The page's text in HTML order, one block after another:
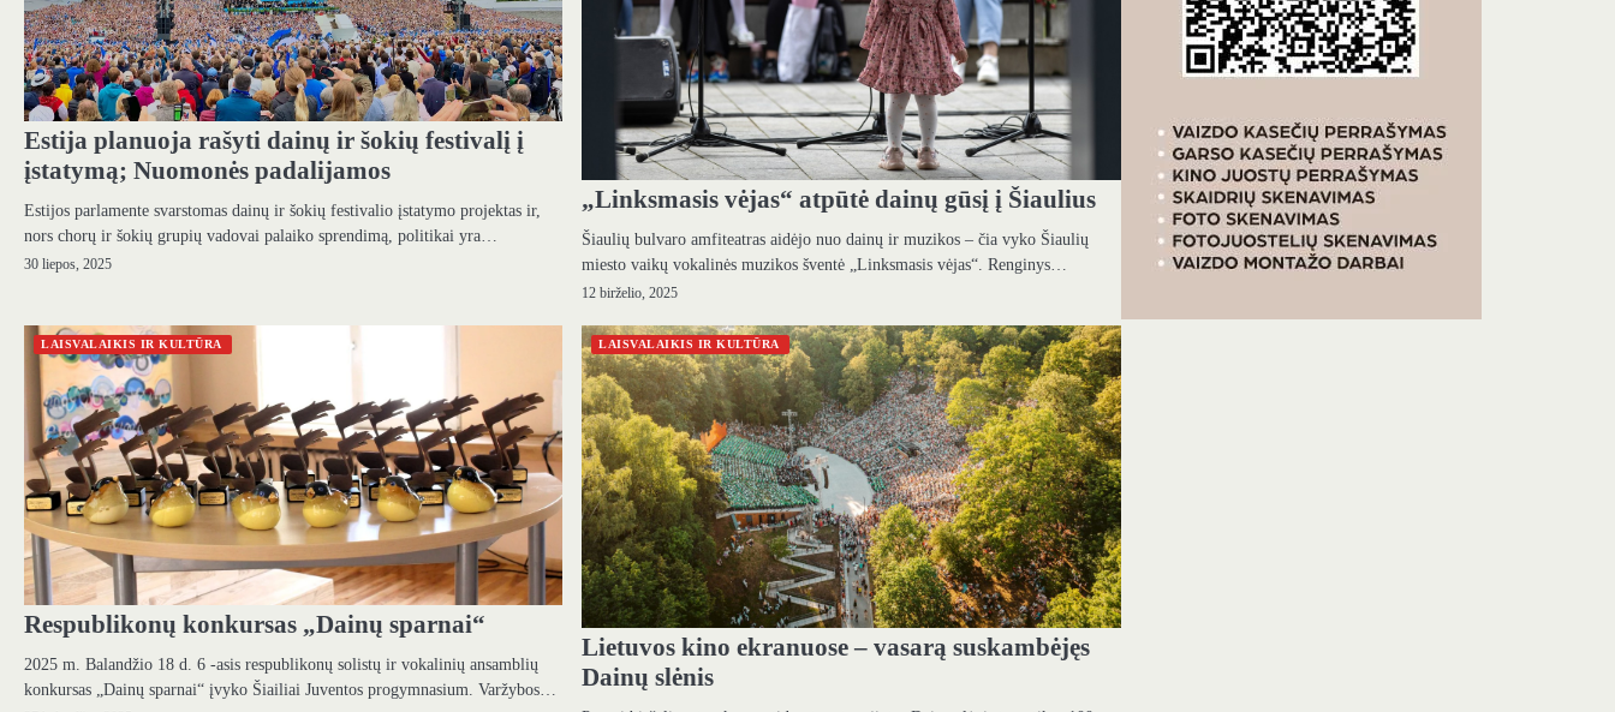
Estija planuoja rašyti dainų ir šokių festivalį į
įstatymą; Nuomonės padalijamos
Estijos parlamente svarstomas dainų ir šokių festivalio įstatymo projektas ir,
nors chorų ir šokių grupių vadovai palaiko sprendimą, politikai yra…
30 liepos, 2025
„Linksmasis vėjas“ atpūtė dainų gūsį į Šiaulius
Šiaulių bulvaro amfiteatras aidėjo nuo dainų ir muzikos – čia vyko Šiaulių
miesto vaikų vokalinės muzikos šventė „Linksmasis vėjas“. Renginys…
12 birželio, 2025
LAISVALAIKIS IR KULTŪRA
Respublikonų konkursas „Dainų sparnai“
2025 m. Balandžio 18 d. 6 -asis respublikonų solistų ir vokalinių ansamblių
konkursas „Dainų sparnai“ įvyko Šiailiai Juventos progymnasium. Varžybos…
LAISVALAIKIS IR KULTŪRA
Lietuvos kino ekranuose – vasarą suskambėjęs
Dainų slėnis